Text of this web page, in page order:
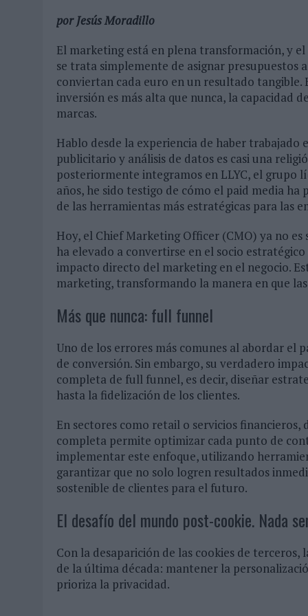
03/08/2026
‘VUELVE EL FÚTBOL. VUELVE A SOÑAR’, DE VML PARA
por Jesús Moradillo
El marketing está en plena transformación, y
se trata simplemente de asignar presupuestos
conviertan cada euro en un resultado
inversión es más alta que nunca, la capacidad
marcas.
Hablo desde la experiencia de haber
publicitario y análisis de datos es casi una
posteriormente integramos en LLYC, el grupo
años, he sido testigo de cómo el paid media
de las herramientas más estratégicas para las
Hoy, el Chief Marketing Officer (CMO) ya no
ha elevado a convertirse en el socio
impacto directo del marketing en el negocio.
marketing, transformando la manera en que
Más que nunca: full funnel
Uno de los errores más comunes al abordar
de conversión. Sin embargo, su verdadero
completa de full funnel, es decir, diseñar
hasta la fidelización de los clientes.
En sectores como retail o servicios financieros,
completa permite optimizar cada punto de
implementar este enfoque, utilizando
garantizar que no solo logren resultados
sostenible de clientes para el futuro.
El desafío del mundo post-cookie. Nada
Con la desaparición de las cookies de
de la última década: mantener la
prioriza la privacidad.